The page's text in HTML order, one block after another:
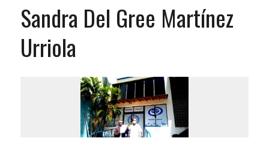
Sandra Del Gree Martínez
Urriola